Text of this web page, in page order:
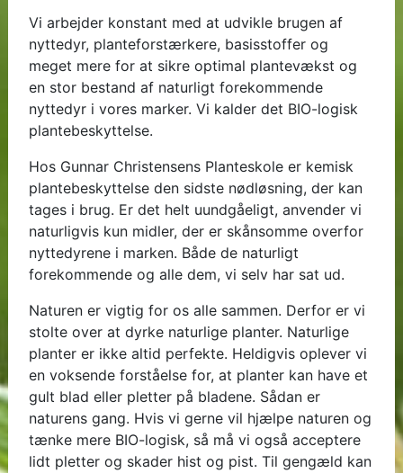
Vi arbejder konstant med at udvikle brugen af
nyttedyr, planteforstærkere, basisstoffer og
meget mere for at sikre optimal plantevækst og
en stor bestand af naturligt forekommende
nyttedyr i vores marker. Vi kalder det BIO-logisk
plantebeskyttelse.
Hos Gunnar Christensens Planteskole er kemisk
plantebeskyttelse den sidste nødløsning, der kan
tages i brug. Er det helt uundgåeligt, anvender vi
naturligvis kun midler, der er skånsomme overfor
nyttedyrene i marken. Både de naturligt
forekommende og alle dem, vi selv har sat ud.
Naturen er vigtig for os alle sammen. Derfor er vi
stolte over at dyrke naturlige planter. Naturlige
planter er ikke altid perfekte. Heldigvis oplever vi
en voksende forståelse for, at planter kan have et
gult blad eller pletter på bladene. Sådan er
naturens gang. Hvis vi gerne vil hjælpe naturen og
tænke mere BIO-logisk, så må vi også acceptere
lidt pletter og skader hist og pist. Til gengæld kan